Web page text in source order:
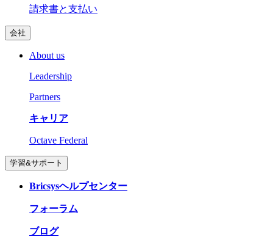
請求書と支払い
会社
About us
Leadership
Partners
キャリア
Octave Federal
学習&サポート
Bricsysヘルプセンター
フォーラム
ブログ